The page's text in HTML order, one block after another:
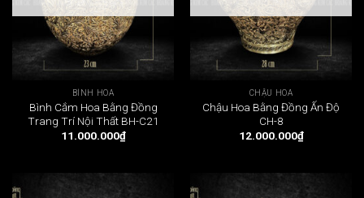
BÌNH HOA
Bình Cắm Hoa Bằng Đồng
Trang Trí Nội Thất BH-C21
11.000.000₫
CHẬU HOA
Chậu Hoa Bằng Đồng Ấn Độ
CH-8
12.000.000₫